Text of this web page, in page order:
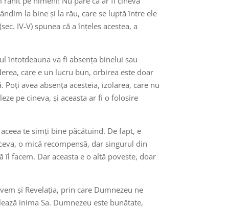
la bine și la rău, care se luptă între ele
IV-V) spunea că a înțeles acestea, a
întotdeauna va fi absența binelui sau
care e un lucru bun, orbirea este doar
avea absența acesteia, izolarea, care nu
pe cineva, și aceasta ar fi o folosire
te simți bine păcătuind. De fapt, e
o mică recompensă, dar singurul din
facem. Dar aceasta e o altă poveste, doar
și Revelația, prin care Dumnezeu ne
inima Sa. Dumnezeu este bunătate,